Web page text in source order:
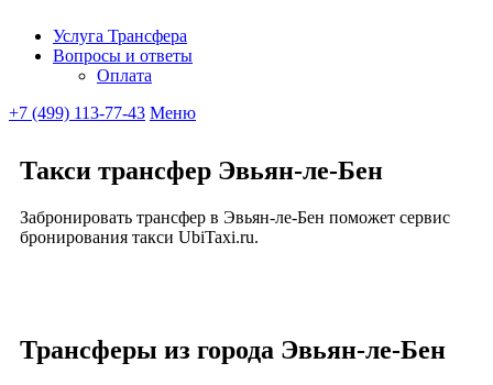
Ubitaxi
Услуга Трансфера
Вопросы и ответы
Оплата
+7 (499) 113-77-43 Меню
Такси трансфер Эвьян-ле-Бен
Забронировать трансфер в Эвьян-ле-Бен поможет сервис
бронирования такси UbiTaxi.ru.
Трансферы из города Эвьян-ле-Бен